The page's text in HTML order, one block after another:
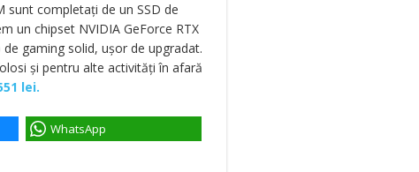
sunt completați de un SSD de
un chipset NVIDIA GeForce RTX
gaming solid, ușor de upgradat.
și pentru alte activități în afară
lei.
WhatsApp